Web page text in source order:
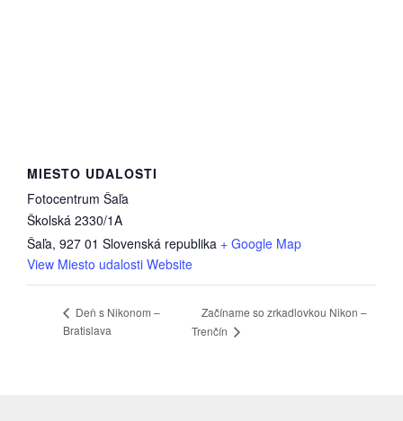
MIESTO UDALOSTI
Fotocentrum Šaľa
Školská 2330/1A
Šaľa, 927 01 Slovenská republika + Google Map
View Miesto udalosti Website
Deň s Nikonom –
Bratislava
Začíname so zrkadlovkou Nikon –
Trenčín